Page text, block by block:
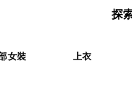
探
女裝 上衣